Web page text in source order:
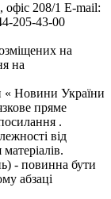
208/1 E-mail:
205-43-00
на
на
« Новини України
пряме
.
від
- повинна бути
абзаці